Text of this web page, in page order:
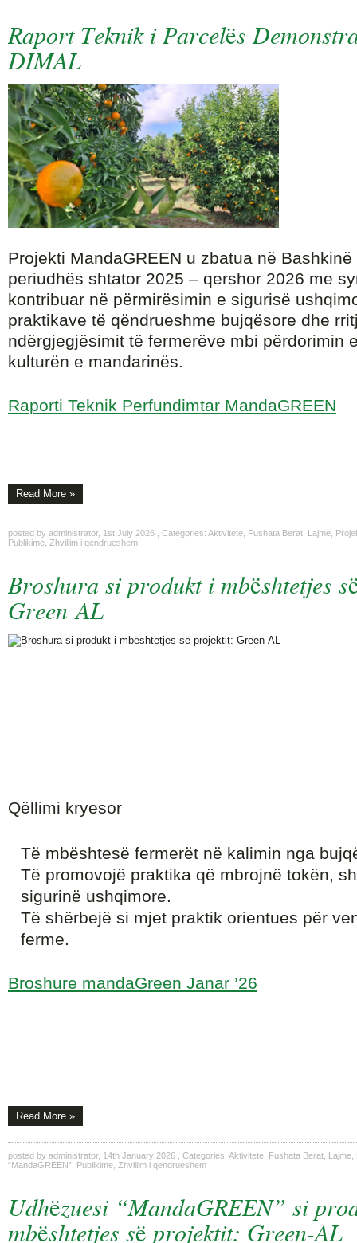
Raport Teknik i Parcelës
DIMAL
Projekti MandaGREEN u zbatua në
periudhës shtator 2025 – qershor 2026 me
kontribuar në përmirësimin e sigurisë
praktikave të qëndrueshme bujqësore dhe
ndërgjegjësimit të fermerëve mbi përdorimin
kulturën e mandarinës.
Raporti Teknik Perfundimtar MandaGREEN
Read More »
posted by administrator, 1st July 2026 , Categories: Aktivitete Fushata Berat Lajme
Publikime Zhvillim i qendrueshem
Broshura si produkt i mbështetjes
Green-AL
Qëllimi kryesor
Të mbështesë fermerët në kalimin nga
Të promovojë praktika që mbrojnë tokën,
sigurinë ushqimore.
Të shërbejë si mjet praktik orientues për
ferme.
Broshure mandaGreen Janar ’26
Read More »
posted by administrator, 14th January 2026 , Categories: Aktivitete Fushata Berat Lajme
“MandaGREEN”
Publikime Zhvillim i qendrueshem
Udhëzuesi “MandaGREEN” si
mbështetjes së projektit: Green-AL